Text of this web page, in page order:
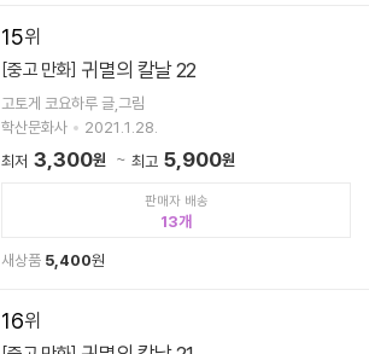
15
[중고 만화] 귀멸의 칼날 22
고토게 코요하루 글,그림
학산문화사
2021.1.28.
최저 3,300원 최고 5,900원
판매자 배송
13
새상품 5,400원
16